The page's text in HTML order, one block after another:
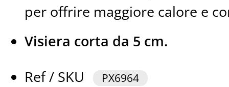
per offrire maggiore calore e
Visiera corta da 5 cm.
Ref / SKU
PX6964